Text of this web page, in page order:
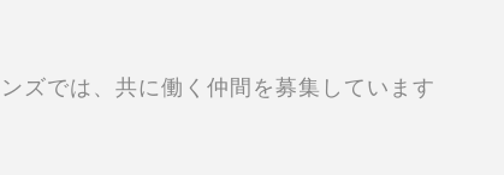
ズでは、共に働く仲間を募集しています